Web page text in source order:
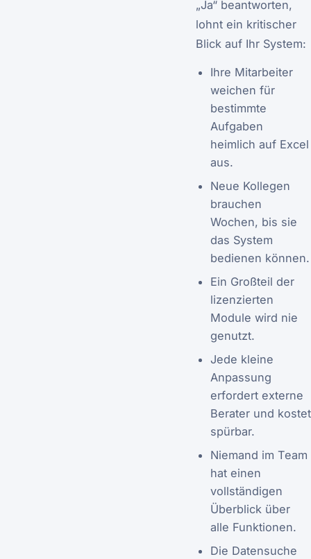
„Ja“ beantworten,
lohnt ein kritischer
Blick auf Ihr System:
Ihre Mitarbeiter
weichen für
bestimmte
Aufgaben
heimlich auf Excel
aus.
Neue Kollegen
brauchen
Wochen, bis sie
das System
bedienen können.
Ein Großteil der
lizenzierten
Module wird nie
genutzt.
Jede kleine
Anpassung
erfordert externe
Berater und kostet
spürbar.
Niemand im Team
hat einen
vollständigen
Überblick über
alle Funktionen.
Die Datensuche